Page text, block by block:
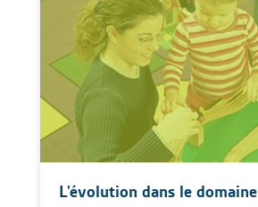
L'évolution dans le